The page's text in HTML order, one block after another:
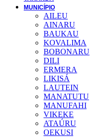
MUNICÍPIO
AILEU
AINARU
BAUKAU
KOVALIMA
BOBONARU
DILI
ERMERA
LIKISÁ
LAUTEIN
MANATUTU
MANUFAHI
VIKEKE
ATAÚRU
OEKUSI